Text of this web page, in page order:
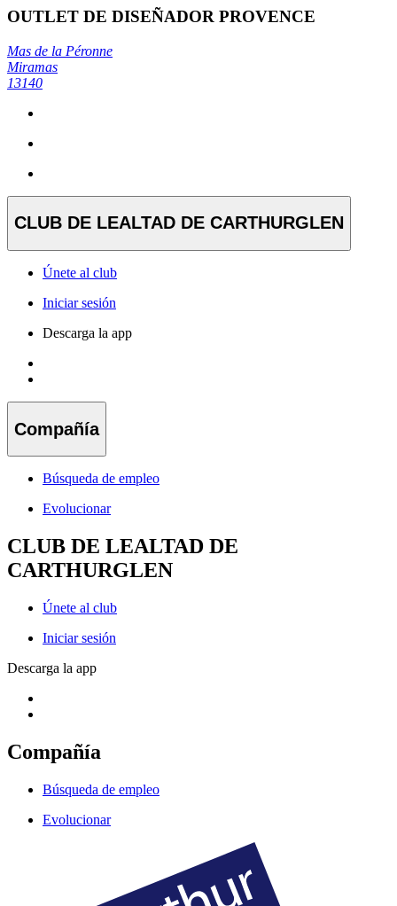
OUTLET DE DISEÑADOR PROVENCE
Mas de la Péronne
Miramas
13140
CLUB DE LEALTAD DE CARTHURGLEN
Únete al club
Iniciar sesión
Descarga la app
Compañía
Búsqueda de empleo
Evolucionar
CLUB DE LEALTAD DE
CARTHURGLEN
Únete al club
Iniciar sesión
Descarga la app
Compañía
Búsqueda de empleo
Evolucionar